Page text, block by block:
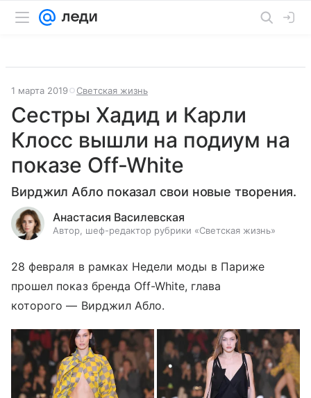
1 марта 2019 Светская жизнь
Сестры Хадид и Карли
Клосс вышли на подиум на
показе Off-White
Вирджил Абло показал свои новые творения.
Анастасия Василевская
Автор, шеф-редактор рубрики «Светская жизнь»
28 февраля в рамках Недели моды в Париже
прошел показ бренда Off-White, глава
которого — Вирджил Абло.